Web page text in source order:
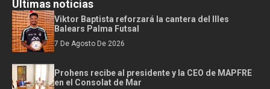
Últimas noticias
Viktor Baptista reforzará la cantera del Illes
Balears Palma Futsal
7 De Agosto De 2026
Prohens recibe al presidente y la CEO de MAPFRE
en el Consolat de Mar